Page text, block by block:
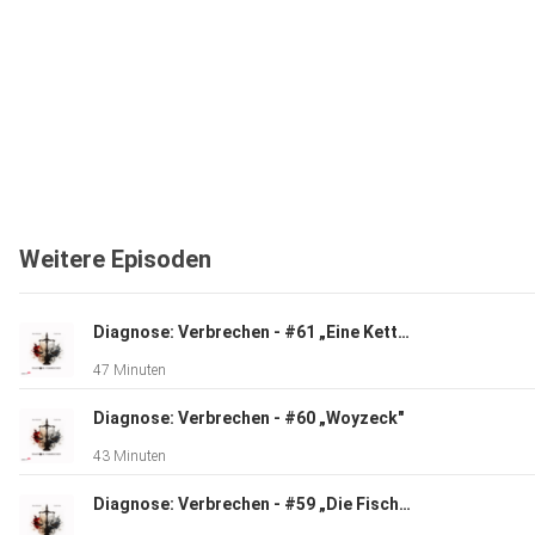
Weitere Episoden
Diagnose: Verbrechen - #61 „Eine Kette aus Zweifeln"
47 Minuten
Diagnose: Verbrechen - #60 „Woyzeck"
43 Minuten
Diagnose: Verbrechen - #59 „Die Fischsuppe"